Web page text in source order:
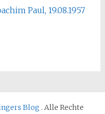
Paul, 19.08.1957
Blog . Alle Rechte